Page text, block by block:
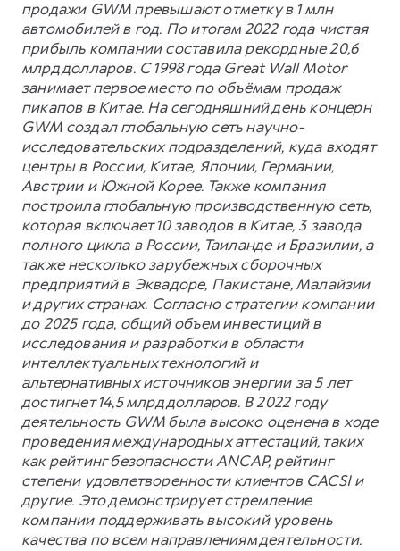
продажи GWM превышают отметку в 1 млн
автомобилей в год. По итогам 2022 года чистая
прибыль компании составила рекордные 20,6
млрд долларов. С 1998 года Great Wall Motor
занимает первое место по объёмам продаж
пикапов в Китае. На сегодняшний день концерн
GWM создал глобальную сеть научно-
исследовательских подразделений, куда входят
центры в России, Китае, Японии, Германии,
Австрии и Южной Корее. Также компания
построила глобальную производственную сеть,
которая включает 10 заводов в Китае, 3 завода
полного цикла в России, Таиланде и Бразилии, а
также несколько зарубежных сборочных
предприятий в Эквадоре, Пакистане, Малайзии
и других странах. Согласно стратегии компании
до 2025 года, общий объем инвестиций в
исследования и разработки в области
интеллектуальных технологий и
альтернативных источников энергии за 5 лет
достигнет 14,5 млрд долларов. В 2022 году
деятельность GWM была высоко оценена в ходе
проведения международных аттестаций, таких
как рейтинг безопасности ANCAP, рейтинг
степени удовлетворенности клиентов CACSI и
другие. Это демонстрирует стремление
компании поддерживать высокий уровень
качества по всем направлениям деятельности.